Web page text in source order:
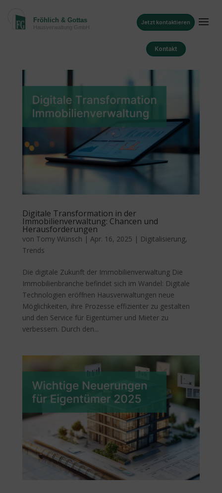
Jetzt kontaktieren
Kontakt
Digitale Transformation in der
Immobilienverwaltung: Chancen und
Herausforderungen
von Tomy Wünsch | Apr. 16, 2025 | Digitalisierung,
Trends
Die digitale Zukunft der Immobilienverwaltung Die
Immobilienbranche befindet sich im Wandel: Digitale
Technologien eröffnen Hausverwaltungen neue
Möglichkeiten, ihre Prozesse effizienter zu gestalten
und den Service für Eigentümer und Mieter zu
verbessern. Durch den...